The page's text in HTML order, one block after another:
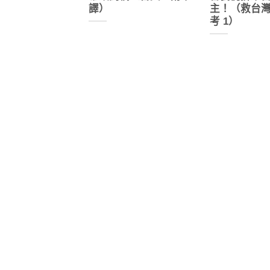
譯）
主！（救台
考 1）